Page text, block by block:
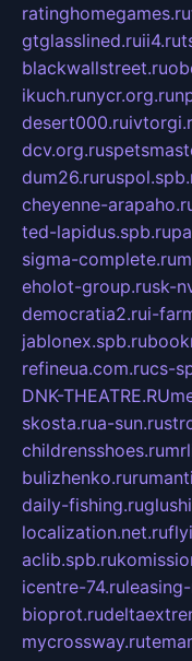
ratinghomegames.ru
gtglasslined.ruii4.ru
blackwallstreet.ru
ikuch.runycr.org.ru
desert000.ru
dcv.org.ru
dum26.ru
cheyenne-
ted-lapidus.spb.ru
sigma-complete.ru
eholot-group.rusk-
democratia2.rui-
jablonex.spb.ru
refineua.com.rucs-
DNK-THEATRE.RU
skosta.rua-sun.ru
childrensshoes.ru
bulizhenko.ru
daily-fishing.ru
localization.net.ru
aclib.spb.ru
icentre-74.ru
bioprot.ru
mycrossway.ru